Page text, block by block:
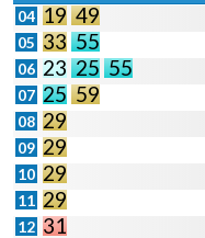
04 1949
05 3355
06 232555
07 2559
08 29
09 29
10 29
11 29
12 31